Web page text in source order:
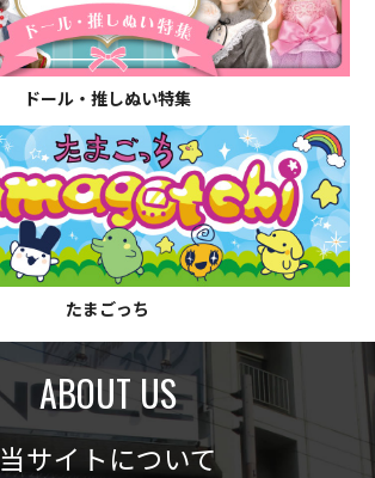
ドール・推しぬい特集
たまごっち
ABOUT US
当サイトについて